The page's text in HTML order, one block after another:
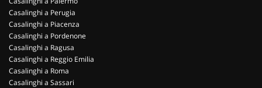
Casalinghi a Perugia
Casalinghi a Piacenza
Casalinghi a Pordenone
Casalinghi a Ragusa
Casalinghi a Reggio Emilia
Casalinghi a Roma
Casalinghi a Sassari